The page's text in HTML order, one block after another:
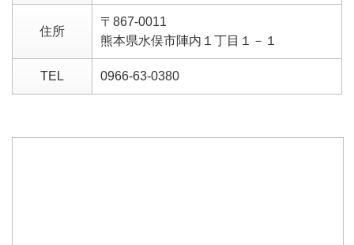
住所
〒867-0011
熊本県水俣市陣内１丁目１－１
TEL 0966-63-0380